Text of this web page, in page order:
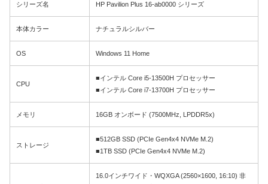
シリーズ名 HP Pavilion Plus 16-ab0000 シリーズ
本体カラー ナチュラルシルバー
OS Windows 11 Home
CPU
■インテル Core i5-13500H プロセッサー
■インテル Core i7-13700H プロセッサー
メモリ 16GB オンボード (7500MHz, LPDDR5x)
ストレージ
■512GB SSD (PCIe Gen4x4 NVMe M.2)
■1TB SSD (PCIe Gen4x4 NVMe M.2)
16.0インチワイド・WQXGA (2560×1600, 16:10) 非